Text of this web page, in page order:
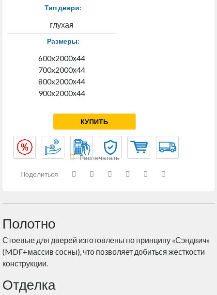
Тип двери:
глухая
Размеры:
600x2000х44
700x2000х44
800x2000х44
900x2000х44
КУПИТЬ
Распечатать
Поделиться
Полотно
Стоевые для дверей изготовлены по принципу «Сэндвич»
(MDF+массив сосны), что позволяет добиться жесткости
конструкции.
Отделка